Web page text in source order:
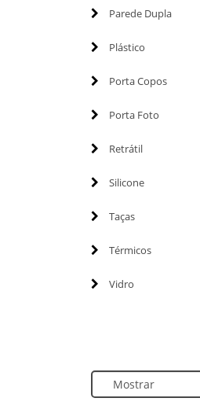
Parede Dupla
Plástico
Porta Copos
Porta Foto
Retrátil
Silicone
Taças
Térmicos
Vidro